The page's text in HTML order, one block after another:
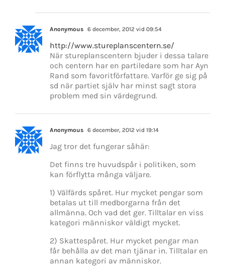
Anonymous 6 december, 2012 vid 09:54
http://www.stureplanscentern.se/
När stureplanscentern bjuder i dessa talare
och centern har en partiledare som har Ayn
Rand som favoritförfattare. Varför ge sig på
sd när partiet själv har minst sagt stora
problem med sin värdegrund.
Anonymous 6 december, 2012 vid 19:14
Jag tror det fungerar såhär:
Det finns tre huvudspår i politiken, som
kan förflytta många väljare.
1) Välfärds spåret. Hur mycket pengar som
betalas ut till medborgarna från det
allmänna. Och vad det ger. Tilltalar en viss
kategori människor väldigt mycket.
2) Skattespåret. Hur mycket pengar man
får behålla av det man tjänar in. Tilltalar en
annan kategori av människor.